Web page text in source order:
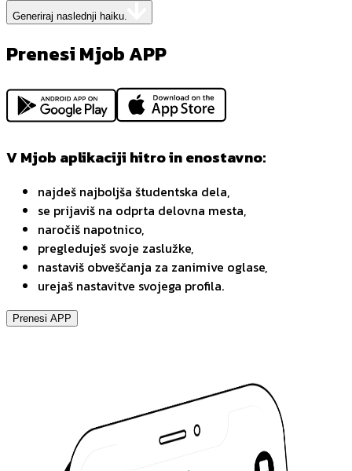
Generiraj naslednji haiku.
Prenesi Mjob APP
V Mjob aplikaciji hitro in enostavno:
najdeš najboljša študentska dela,
se prijaviš na odprta delovna mesta,
naročiš napotnico,
pregleduješ svoje zaslužke,
nastaviš obveščanja za zanimive oglase,
urejaš nastavitve svojega profila.
Prenesi APP